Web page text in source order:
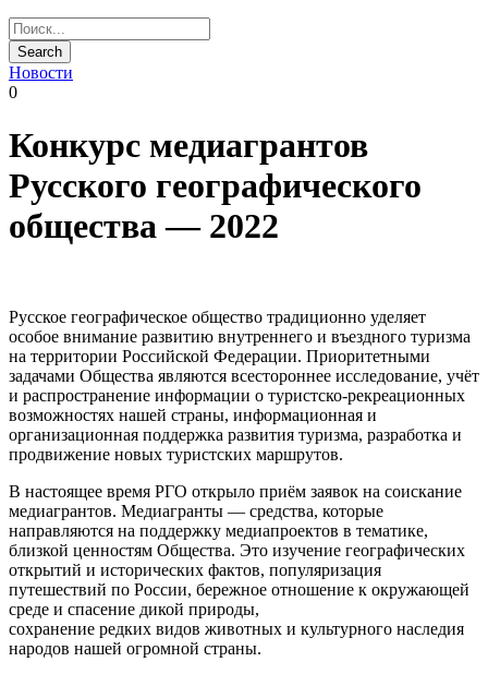
Новости
0
Конкурс медиагрантов
Русского географического
общества — 2022
Русское географическое общество традиционно уделяет
особое внимание развитию внутреннего и въездного туризма
на территории Российской Федерации. Приоритетными
задачами Общества являются всестороннее исследование, учёт
и распространение информации о туристско-рекреационных
возможностях нашей страны, информационная и
организационная поддержка развития туризма, разработка и
продвижение новых туристских маршрутов.
В настоящее время РГО открыло приём заявок на соискание
медиагрантов. Медиагранты — средства, которые
направляются на поддержку медиапроектов в тематике,
близкой ценностям Общества. Это изучение географических
открытий и исторических фактов, популяризация
путешествий по России, бережное отношение к окружающей
среде и спасение дикой природы,
сохранение редких видов животных и культурного наследия
народов нашей огромной страны.